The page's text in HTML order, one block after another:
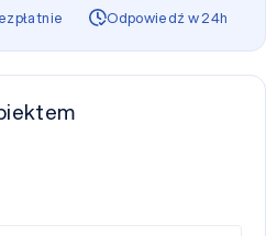
Odpowiedź w 24h